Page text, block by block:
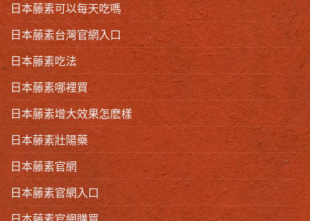
日本藤素可以每天吃嗎
日本藤素台灣官網入口
日本藤素吃法
日本藤素哪裡買
日本藤素增大效果怎麽樣
日本藤素壯陽藥
日本藤素官網
日本藤素官網入口